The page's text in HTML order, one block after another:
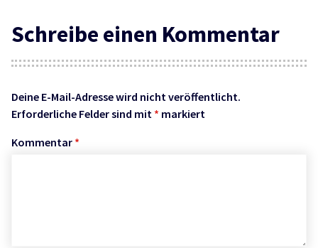
Schreibe einen Kommentar
Deine E-Mail-Adresse wird nicht veröffentlicht.
Erforderliche Felder sind mit * markiert
Kommentar *